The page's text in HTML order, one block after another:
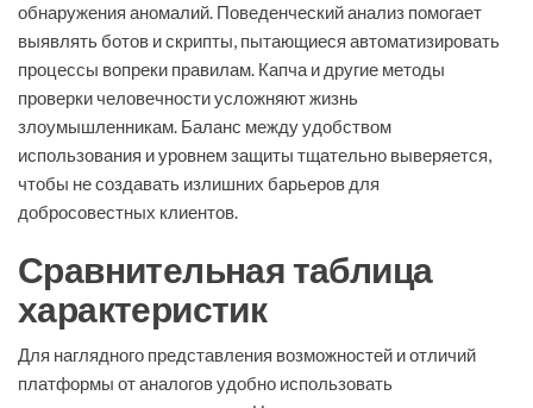
обнаружения аномалий. Поведенческий анализ помогает
выявлять ботов и скрипты, пытающиеся автоматизировать
процессы вопреки правилам. Капча и другие методы
проверки человечности усложняют жизнь
злоумышленникам. Баланс между удобством
использования и уровнем защиты тщательно выверяется,
чтобы не создавать излишних барьеров для
добросовестных клиентов.
Сравнительная таблица
характеристик
Для наглядного представления возможностей и отличий
платформы от аналогов удобно использовать